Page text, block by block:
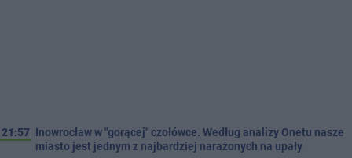
21:57 Inowrocław w "gorącej" czołówce. Według analizy Onetu nasze
miasto jest jednym z najbardziej narażonych na upały